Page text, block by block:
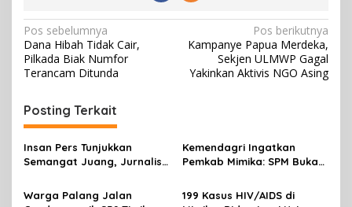
N
a
v
i
g
a
s
i
Pos sebelumnya
Dana Hibah Tidak Cair,
Pilkada Biak Numfor
Terancam Ditunda
Pos berikutnya
Kampanye Papua Merdeka,
Sekjen ULMWP Gagal
Yakinkan Aktivis NGO Asing
Posting Terkait
Insan Pers Tunjukkan
Semangat Juang, Jurnalis
Meriahkan Lomba Gerak
Jalan Kreasi HUT ke-81 RI
Kemendagri Ingatkan
Pemkab Mimika: SPM Bukan
Wujud Nyata Pelayanan
Rakyat
Warga Palang Jalan
199 Kasus HIV/AIDS di